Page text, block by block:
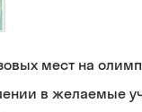
мест на
в желаемые